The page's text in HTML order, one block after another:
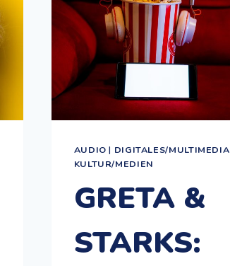
AUDIO | DIGITALES/MULTIMEDIA
KULTUR/MEDIEN
GRETA &
STARKS: